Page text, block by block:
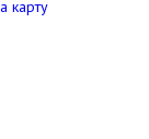
карту